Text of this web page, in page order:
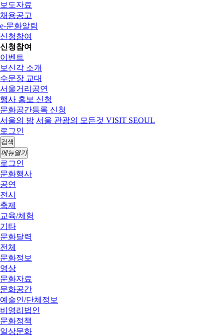
보도자료
채용공고
e-문화알림
신청참여
신청참여
이벤트
보신각 소개
수문장 교대
서울거리공연
행사 홍보 신청
문화공간등록 신청
서울의 밤 서울 관광의 모든것 VISIT SEOUL
로그인
검색
메뉴열기
로그인
문화행사
공연
전시
축제
교육/체험
기타
문화달력
전체
문화정보
영상
문화자료
문화공간
예술인/단체정보
비영리법인
문화정책
일상문화